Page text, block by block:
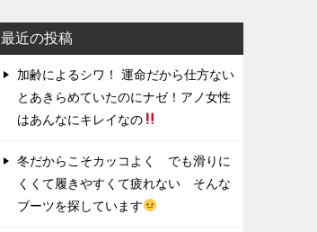
最近の投稿
加齢によるシワ！ 運命だから仕方ない
とあきらめていたのにナゼ！アノ女性
はあんなにキレイなの
冬だからこそカッコよく でも滑りに
くくて履きやすくて疲れない そんな
ブーツを探しています